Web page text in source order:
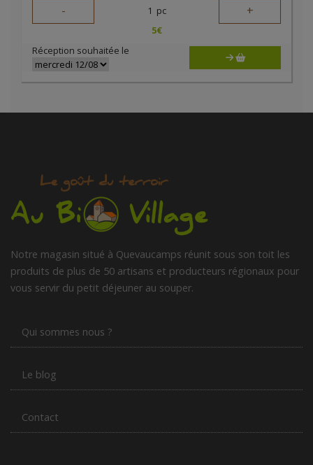
- 1 pc +
5€
Réception souhaitée le
Notre magasin situé à Quevaucamps réunit sous son toit les
produits de plus de 50 artisans et producteurs régionaux pour
vous servir du petit déjeuner au souper.
Qui sommes nous ?
Le blog
Contact